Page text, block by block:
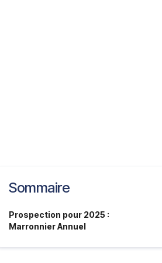
Sommaire
Prospection pour 2025 :
Marronnier Annuel